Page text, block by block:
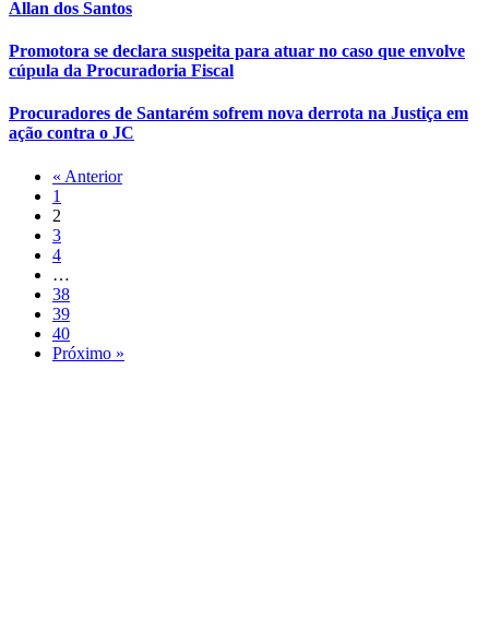
Allan dos Santos
Promotora se declara suspeita para atuar no caso que envolve
cúpula da Procuradoria Fiscal
Procuradores de Santarém sofrem nova derrota na Justiça em
ação contra o JC
« Anterior
1
2
3
4
…
38
39
40
Próximo »